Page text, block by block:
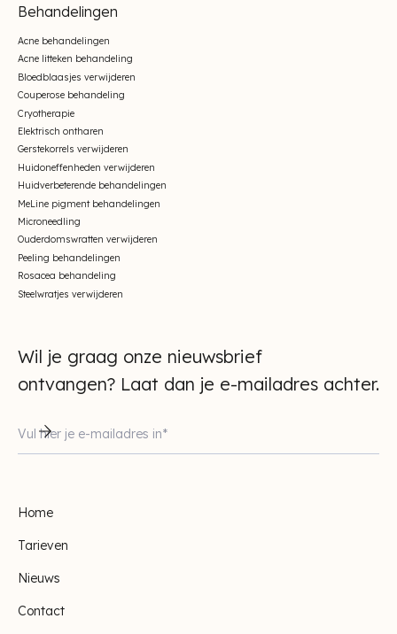
Behandelingen
Acne behandelingen
Acne litteken behandeling
Bloedblaasjes verwijderen
Couperose behandeling
Cryotherapie
Elektrisch ontharen
Gerstekorrels verwijderen
Huidoneffenheden verwijderen
Huidverbeterende behandelingen
MeLine pigment behandelingen
Microneedling
Ouderdomswratten verwijderen
Peeling behandelingen
Rosacea behandeling
Steelwratjes verwijderen
Wil je graag onze nieuwsbrief
ontvangen? Laat dan je e-mailadres achter.
Home
Tarieven
Nieuws
Contact